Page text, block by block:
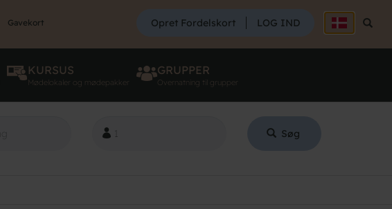
SØG
Søg
Opret Fordelskort LOG IND
Gavekort
KURSUS
Mødelokaler og mødepakker
GRUPPER
Overnatning til grupper
Søg